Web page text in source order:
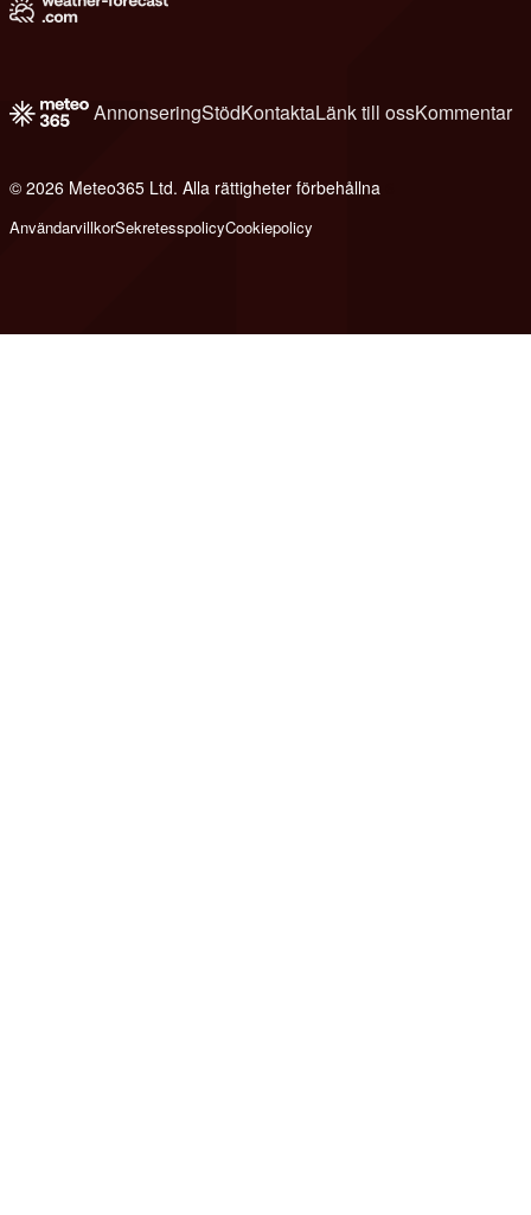
AnnonseringStödKontaktaLänk till ossKommentar
© 2026 Meteo365 Ltd. Alla rättigheter förbehållna
AnvändarvillkorSekretesspolicyCookiepolicy